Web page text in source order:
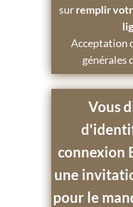
Vous
connexion
une
pour le
surremplir
Acceptation
générales